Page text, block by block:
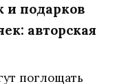
и подарков
авторская
поглощать